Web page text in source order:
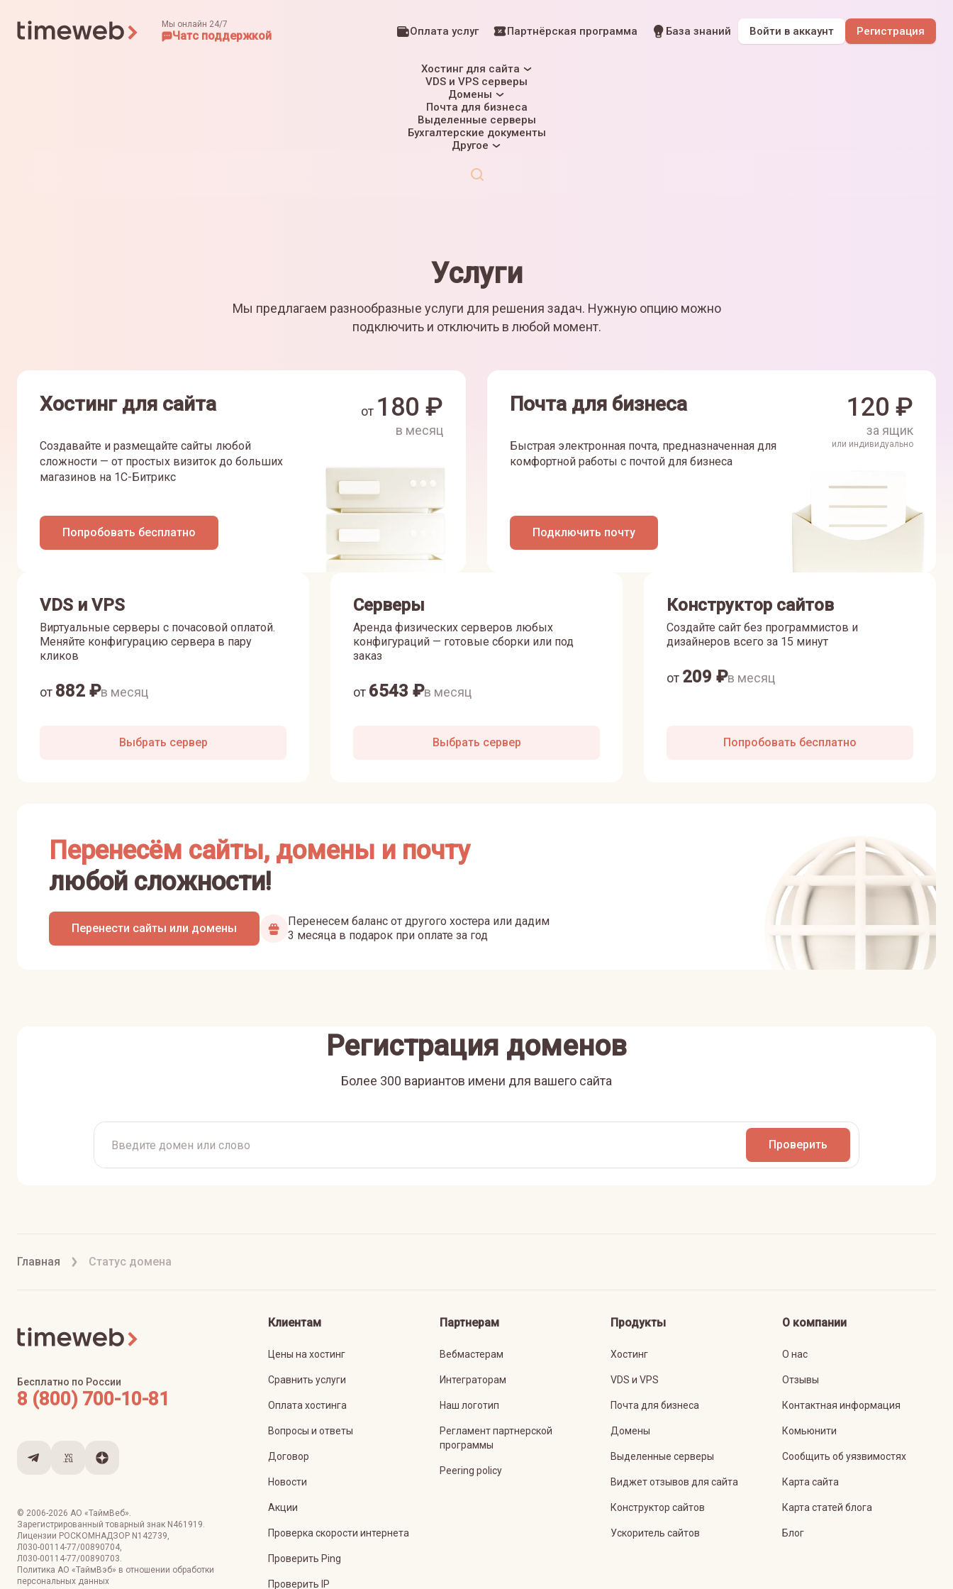
Мы онлайн 24/7
Чатс поддержкой Оплата услуг Партнёрская программа База знаний Войти в аккаунт Регистрация
Хостинг для сайта
VDS и VPS серверы
Домены
Почта для бизнеса
Выделенные серверы
Бухгалтерские документы
Другое
Услуги
Мы предлагаем разнообразные услуги для решения задач. Нужную опцию можно
подключить и отключить в любой момент.
Хостинг для сайта
Создавайте и размещайте сайты любой
сложности — от простых визиток до больших
магазинов на 1С-Битрикс
Попробовать бесплатно
от 180 ₽
в месяц
Почта для бизнеса
Быстрая электронная почта, предназначенная для
комфортной работы с почтой для бизнеса
Подключить почту
120 ₽
за ящик
или индивидуально
VDS и VPS
Виртуальные серверы с почасовой оплатой.
Меняйте конфигурацию сервера в пару
кликов
от 882 ₽в месяц
Выбрать сервер
Серверы
Аренда физических серверов любых
конфигураций — готовые сборки или под
заказ
от 6543 ₽в месяц
Выбрать сервер
Конструктор сайтов
Создайте сайт без программистов и
дизайнеров всего за 15 минут
от 209 ₽в месяц
Попробовать бесплатно
Перенесём сайты, домены и почту
любой сложности!
Перенести сайты или домены
Перенесем баланс от другого хостера или дадим
3 месяца в подарок при оплате за год
Регистрация доменов
Более 300 вариантов имени для вашего сайта
Проверить
Главная Статус домена
Бесплатно по России
8 (800) 700-10-81
© 2006-2026 АО «ТаймВеб».
Зарегистрированный товарный знак N461919.
Лицензии РОСКОМНАДЗОР N142739,
Л030-00114-77/00890704,
Л030-00114-77/00890703.
Политика АО «ТаймВэб» в отношении обработки
персональных данных
Клиентам
Цены на хостинг
Сравнить услуги
Оплата хостинга
Вопросы и ответы
Договор
Новости
Акции
Проверка скорости интернета
Проверить Ping
Проверить IP
Партнерам
Вебмастерам
Интеграторам
Наш логотип
Регламент партнерской
программы
Peering policy
Продукты
Хостинг
VDS и VPS
Почта для бизнеса
Домены
Выделенные серверы
Виджет отзывов для сайта
Конструктор сайтов
Ускоритель сайтов
О компании
О нас
Отзывы
Контактная информация
Комьюнити
Сообщить об уязвимостях
Карта сайта
Карта статей блога
Блог